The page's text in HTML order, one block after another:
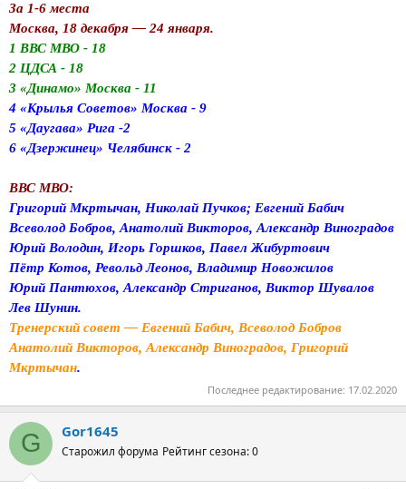
За 1-6 места
Москва, 18 декабря — 24 января.
1 ВВС МВО - 18
2 ЦДСА - 18
3 «Динамо» Москва - 11
4 «Крылья Советов» Москва - 9
5 «Даугава» Рига -2
6 «Дзержинец» Челябинск - 2
ВВС МВО:
Григорий Мкртычан, Николай Пучков; Евгений Бабич
Всеволод Бобров, Анатолий Викторов, Александр Виноградов
Юрий Володин, Игорь Горшков, Павел Жибуртович
Пётр Котов, Револьд Леонов, Владимир Новожилов
Юрий Пантюхов, Александр Стриганов, Виктор Шувалов
Лев Шунин.
Тренерский совет — Евгений Бабич, Всеволод Бобров
Анатолий Викторов, Александр Виноградов, Григорий
Мкртычан.
Последнее редактирование: 17.02.2020
G Gor1645
Старожил форума Рейтинг сезона: 0